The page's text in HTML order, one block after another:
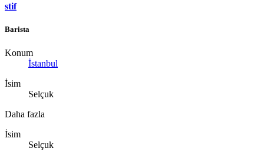
stif
Barista
Konum
İstanbul
İsim
Selçuk
Daha fazla
İsim
Selçuk